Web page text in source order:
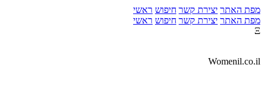
מפת האתר יצירת קשר חיפוש ראשי
מפת האתר יצירת קשר חיפוש ראשי
Ξ
Womenil.co.il